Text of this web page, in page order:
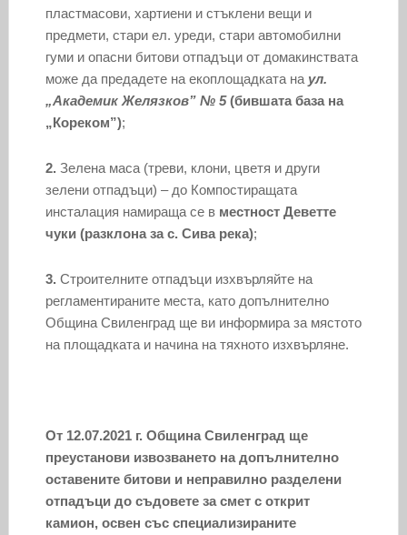
пластмасови, хартиени и стъклени вещи и
предмети, стари ел. уреди, стари автомобилни
гуми и опасни битови отпадъци от домакинствата
може да предадете на екоплощадката на ул.
„Академик Желязков” № 5 (бившата база на
„Кореком”);
2. Зелена маса (треви, клони, цветя и други
зелени отпадъци) – до Компостиращата
инсталация намираща се в местност Деветте
чуки (разклона за с. Сива река);
3. Строителните отпадъци изхвърляйте на
регламентираните места, като допълнително
Община Свиленград ще ви информира за мястото
на площадката и начина на тяхното изхвърляне.
От 12.07.2021 г. Община Свиленград ще
преустанови извозването на допълнително
оставените битови и неправилно разделени
отпадъци до съдовете за смет с открит
камион, освен със специализираните